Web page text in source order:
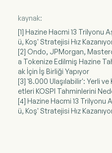
kaynak:
[1] Hazine Hacmi 13 Trilyonu
ü, Koş' Stratejisi Hız
[2] Ondo, JPMorgan,
a Tokenize Edilmiş Hazine
ak İçin İş Birliği Yapıyor
[3] '8.000 Ulaşılabilir': Yerli ve
etleri KOSPI Tahminlerini
[4] Hazine Hacmi 13 Trilyonu
ü, Koş' Stratejisi Hız